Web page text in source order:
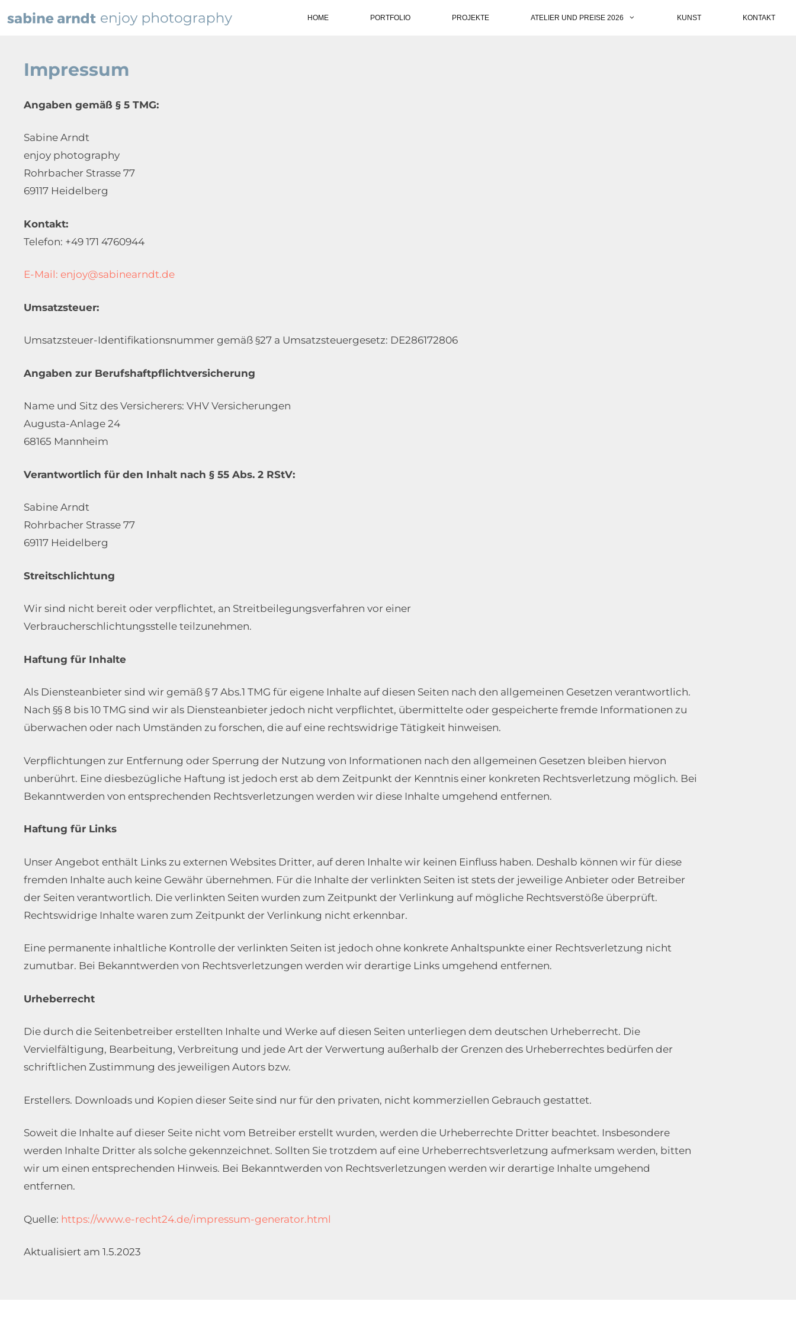
HOME PORTFOLIO PROJEKTE ATELIER UND PREISE 2026 KUNST KONTAKT
Impressum
Angaben gemäß § 5 TMG:
Sabine Arndt
enjoy photography
Rohrbacher Strasse 77
69117 Heidelberg
Kontakt:
Telefon: +49 171 4760944
E-Mail: enjoy@sabinearndt.de
Umsatzsteuer:
Umsatzsteuer-Identifikationsnummer gemäß §27 a Umsatzsteuergesetz: DE286172806
Angaben zur Berufshaftpflichtversicherung
Name und Sitz des Versicherers: VHV Versicherungen
Augusta-Anlage 24
68165 Mannheim
Verantwortlich für den Inhalt nach § 55 Abs. 2 RStV:
Sabine Arndt
Rohrbacher Strasse 77
69117 Heidelberg
Streitschlichtung
Wir sind nicht bereit oder verpflichtet, an Streitbeilegungsverfahren vor einer
Verbraucherschlichtungsstelle teilzunehmen.
Haftung für Inhalte
Als Diensteanbieter sind wir gemäß § 7 Abs.1 TMG für eigene Inhalte auf diesen Seiten nach den allgemeinen Gesetzen verantwortlich.
Nach §§ 8 bis 10 TMG sind wir als Diensteanbieter jedoch nicht verpflichtet, übermittelte oder gespeicherte fremde Informationen zu
überwachen oder nach Umständen zu forschen, die auf eine rechtswidrige Tätigkeit hinweisen.
Verpflichtungen zur Entfernung oder Sperrung der Nutzung von Informationen nach den allgemeinen Gesetzen bleiben hiervon
unberührt. Eine diesbezügliche Haftung ist jedoch erst ab dem Zeitpunkt der Kenntnis einer konkreten Rechtsverletzung möglich. Bei
Bekanntwerden von entsprechenden Rechtsverletzungen werden wir diese Inhalte umgehend entfernen.
Haftung für Links
Unser Angebot enthält Links zu externen Websites Dritter, auf deren Inhalte wir keinen Einfluss haben. Deshalb können wir für diese
fremden Inhalte auch keine Gewähr übernehmen. Für die Inhalte der verlinkten Seiten ist stets der jeweilige Anbieter oder Betreiber
der Seiten verantwortlich. Die verlinkten Seiten wurden zum Zeitpunkt der Verlinkung auf mögliche Rechtsverstöße überprüft.
Rechtswidrige Inhalte waren zum Zeitpunkt der Verlinkung nicht erkennbar.
Eine permanente inhaltliche Kontrolle der verlinkten Seiten ist jedoch ohne konkrete Anhaltspunkte einer Rechtsverletzung nicht
zumutbar. Bei Bekanntwerden von Rechtsverletzungen werden wir derartige Links umgehend entfernen.
Urheberrecht
Die durch die Seitenbetreiber erstellten Inhalte und Werke auf diesen Seiten unterliegen dem deutschen Urheberrecht. Die
Vervielfältigung, Bearbeitung, Verbreitung und jede Art der Verwertung außerhalb der Grenzen des Urheberrechtes bedürfen der
schriftlichen Zustimmung des jeweiligen Autors bzw.
Erstellers. Downloads und Kopien dieser Seite sind nur für den privaten, nicht kommerziellen Gebrauch gestattet.
Soweit die Inhalte auf dieser Seite nicht vom Betreiber erstellt wurden, werden die Urheberrechte Dritter beachtet. Insbesondere
werden Inhalte Dritter als solche gekennzeichnet. Sollten Sie trotzdem auf eine Urheberrechtsverletzung aufmerksam werden, bitten
wir um einen entsprechenden Hinweis. Bei Bekanntwerden von Rechtsverletzungen werden wir derartige Inhalte umgehend
entfernen.
Quelle: https://www.e-recht24.de/impressum-generator.html
Aktualisiert am 1.5.2023